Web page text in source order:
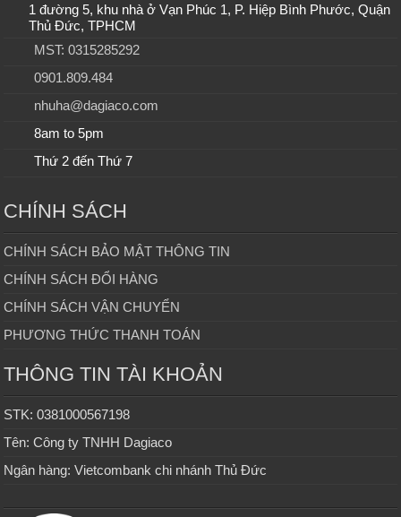
1 đường 5, khu nhà ở Vạn Phúc 1, P. Hiệp Bình Phước, Quận
Thủ Đức, TPHCM
MST: 0315285292
0901.809.484
nhuha@dagiaco.com
8am to 5pm
Thứ 2 đến Thứ 7
CHÍNH SÁCH
CHÍNH SÁCH BẢO MẬT THÔNG TIN
CHÍNH SÁCH ĐỔI HÀNG
CHÍNH SÁCH VẬN CHUYỂN
PHƯƠNG THỨC THANH TOÁN
THÔNG TIN TÀI KHOẢN
STK: 0381000567198
Tên: Công ty TNHH Dagiaco
Ngân hàng: Vietcombank chi nhánh Thủ Đức